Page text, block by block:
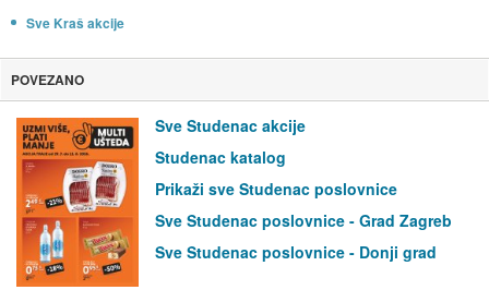
Sve Kraš akcije
POVEZANO
Sve Studenac akcije
Studenac katalog
Prikaži sve Studenac poslovnice
Sve Studenac poslovnice - Grad Zagreb
Sve Studenac poslovnice - Donji grad